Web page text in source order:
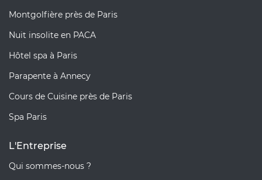
Montgolfière près de Paris
Nuit insolite en PACA
Hôtel spa à Paris
Parapente à Annecy
Cours de Cuisine près de Paris
Spa Paris
L'Entreprise
Qui sommes-nous ?